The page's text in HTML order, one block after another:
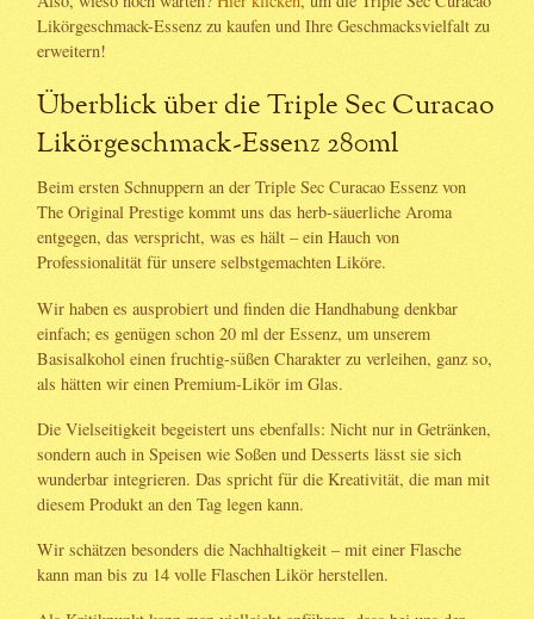
Likörgeschmack-Essenz zu kaufen und Ihre Geschmacksvielfalt zu
erweitern!
Überblick über die Triple Sec Curacao
Likörgeschmack-Essenz 280ml
Beim ersten Schnuppern an der Triple Sec Curacao Essenz von
The Original Prestige kommt uns das herb-säuerliche Aroma
entgegen, das verspricht, was es hält – ein Hauch von
Professionalität für unsere selbstgemachten Liköre.
Wir haben es ausprobiert und finden die Handhabung denkbar
einfach; es genügen schon 20 ml der Essenz, um unserem
Basisalkohol einen fruchtig-süßen Charakter zu verleihen, ganz so,
als hätten wir einen Premium-Likör im Glas.
Die Vielseitigkeit begeistert uns ebenfalls: Nicht nur in Getränken,
sondern auch in Speisen wie Soßen und Desserts lässt sie sich
wunderbar integrieren. Das spricht für die Kreativität, die man mit
diesem Produkt an den Tag legen kann.
Wir schätzen besonders die Nachhaltigkeit – mit einer Flasche
kann man bis zu 14 volle Flaschen Likör herstellen.